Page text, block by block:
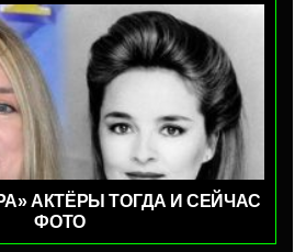
АКТЁРЫ ТОГДА И СЕЙЧАС
ФОТО